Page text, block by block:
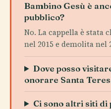
Bambino Gesù è
pubblico?
No. La cappella è stata
nel 2015 e demolita nel
Dove posso
onorare Santa
Ci sono altri siti